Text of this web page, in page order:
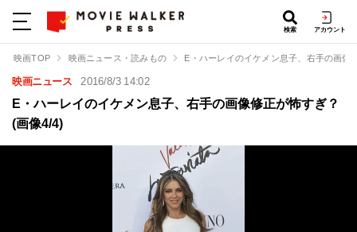
検索 アカウント
映画TOP 映画ニュース・読みもの E・ハーレイのイケメン息子、右手の画像
映画ニュース 2016/8/3 14:02
E・ハーレイのイケメン息子、右手の画像修正が怖すぎ？
(画像4/4)